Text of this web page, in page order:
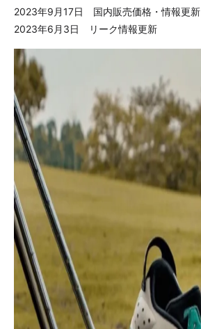
2023年9月17日 国内販売価格・情報更新
2023年6月3日 リーク情報更新